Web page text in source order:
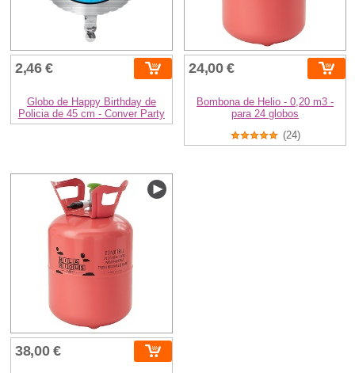
2,46 €
Globo de Happy Birthday de
Policia de 45 cm - Conver Party
24,00 €
Bombona de Helio - 0,20 m3 -
para 24 globos
(24)
38,00 €